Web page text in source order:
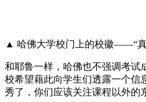
▲ 哈佛大学校门上的校徽——“
和耶鲁一样，哈佛也不强调考试
校希望藉此向学生们透露一个
秀了，你们应该关注课程以外的